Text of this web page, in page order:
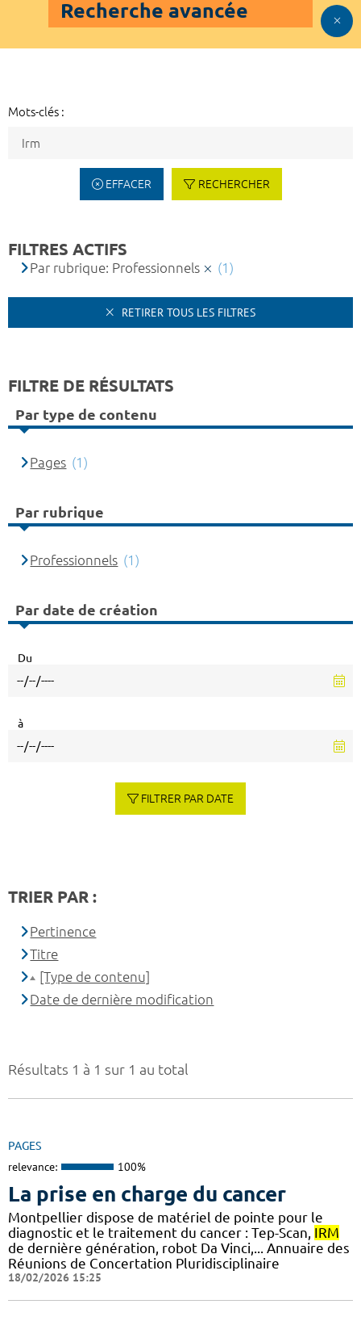
Recherche avancée
Mots-clés :
EFFACER RECHERCHER
Résultats 1 à 1 sur 1 au total
PAGES
relevance: 100%
La prise en charge du cancer
Montpellier dispose de matériel de pointe pour le
diagnostic et le traitement du cancer : Tep-Scan, IRM
de dernière génération, robot Da Vinci,... Annuaire des
Réunions de Concertation Pluridisciplinaire
18/02/2026 15:25
FILTRES ACTIFS
Par rubrique: Professionnels (1)
RETIRER TOUS LES FILTRES
FILTRE DE RÉSULTATS
Par type de contenu
Pages (1)
Par rubrique
Professionnels (1)
Par date de création
Du
à
FILTRER PAR DATE
TRIER PAR :
Pertinence
Titre
[Type de contenu]
Date de dernière modification